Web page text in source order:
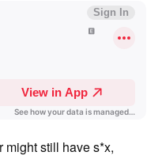
might still have s*x,